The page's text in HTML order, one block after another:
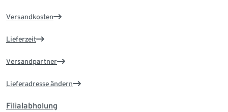
Versandkosten
Lieferzeit
Versandpartner
Lieferadresse ändern
Filialabholung